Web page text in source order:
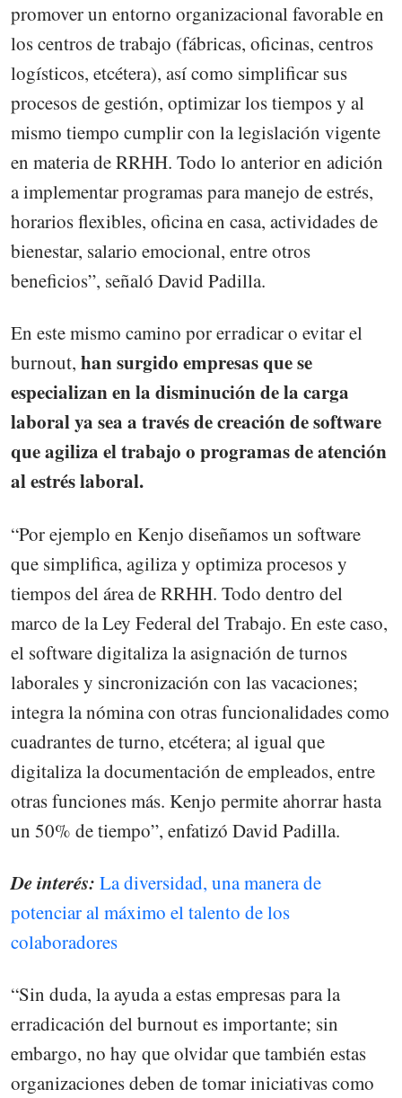
promover un entorno organizacional favorable en
los centros de trabajo (fábricas, oficinas, centros
logísticos, etcétera), así como simplificar sus
procesos de gestión, optimizar los tiempos y al
mismo tiempo cumplir con la legislación vigente
en materia de RRHH. Todo lo anterior en adición
a implementar programas para manejo de estrés,
horarios flexibles, oficina en casa, actividades de
bienestar, salario emocional, entre otros
beneficios”, señaló David Padilla.
En este mismo camino por erradicar o evitar el
burnout, han surgido empresas que se
especializan en la disminución de la carga
laboral ya sea a través de creación de software
que agiliza el trabajo o programas de atención
al estrés laboral.
“Por ejemplo en Kenjo diseñamos un software
que simplifica, agiliza y optimiza procesos y
tiempos del área de RRHH. Todo dentro del
marco de la Ley Federal del Trabajo. En este caso,
el software digitaliza la asignación de turnos
laborales y sincronización con las vacaciones;
integra la nómina con otras funcionalidades como
cuadrantes de turno, etcétera; al igual que
digitaliza la documentación de empleados, entre
otras funciones más. Kenjo permite ahorrar hasta
un 50% de tiempo”, enfatizó David Padilla.
De interés: La diversidad, una manera de
potenciar al máximo el talento de los
colaboradores
“Sin duda, la ayuda a estas empresas para la
erradicación del burnout es importante; sin
embargo, no hay que olvidar que también estas
organizaciones deben de tomar iniciativas como